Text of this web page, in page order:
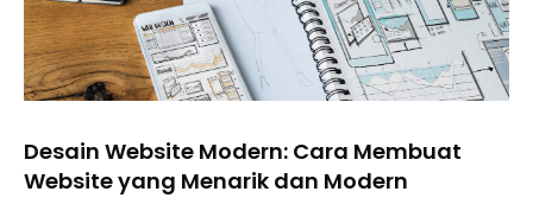
Desain Website Modern: Cara Membuat
Website yang Menarik dan Modern